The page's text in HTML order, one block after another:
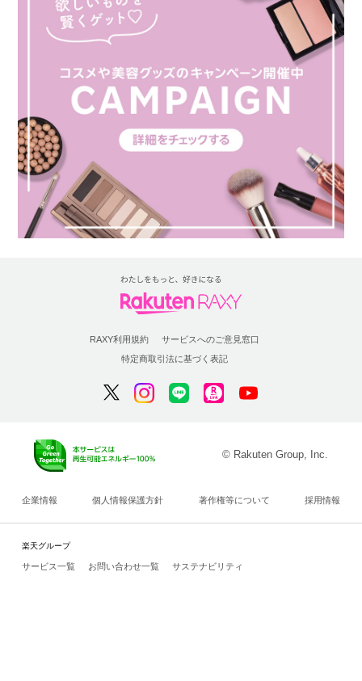
RAXY利用規約
サービスへのご意見窓口
特定商取引法に基づく表記
© Rakuten Group, Inc.
企業情報 個人情報保護方針 著作権等について 採用情報
楽天グループ
サービス一覧 お問い合わせ一覧 サステナビリティ